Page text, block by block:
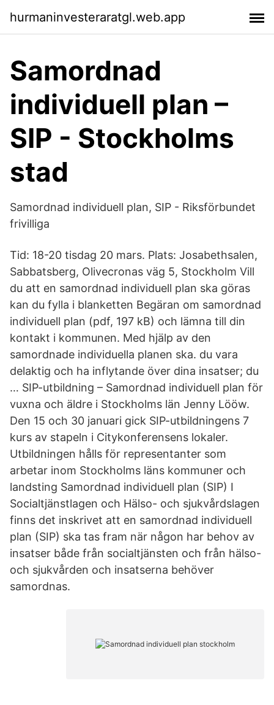
hurmaninvesteraratgl.web.app
Samordnad
individuell plan –
SIP - Stockholms
stad
Samordnad individuell plan, SIP - Riksförbundet
frivilliga
Tid: 18-20 tisdag 20 mars. Plats: Josabethsalen,
Sabbatsberg, Olivecronas väg 5, Stockholm Vill
du att en samordnad individuell plan ska göras
kan du fylla i blanketten Begäran om samordnad
individuell plan (pdf, 197 kB) och lämna till din
kontakt i kommunen. Med hjälp av den
samordnade individuella planen ska. du vara
delaktig och ha inflytande över dina insatser; du
… SIP-utbildning – Samordnad individuell plan för
vuxna och äldre i Stockholms län Jenny Lööw.
Den 15 och 30 januari gick SIP-utbildningens 7
kurs av stapeln i Citykonferensens lokaler.
Utbildningen hålls för representanter som
arbetar inom Stockholms läns kommuner och
landsting Samordnad individuell plan (SIP) I
Socialtjänstlagen och Hälso- och sjukvårdslagen
finns det inskrivet att en samordnad individuell
plan (SIP) ska tas fram när någon har behov av
insatser både från socialtjänsten och från hälso-
och sjukvården och insatserna behöver
samordnas.